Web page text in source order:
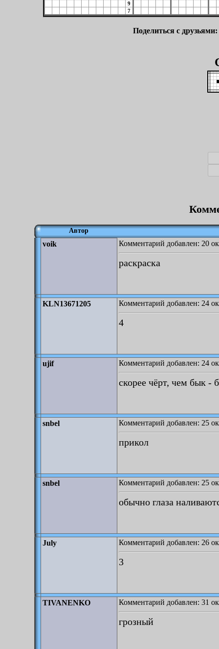
9
7
Поделиться с друзьями:
Автор
voik Комментарий добавлен: 20
раскраска
KLN13671205 Комментарий добавлен: 24
4
ujif Комментарий добавлен: 24
скорее чёрт, чем бык
snbel Комментарий добавлен: 25
прикол
snbel Комментарий добавлен: 25
обычно глаза
July Комментарий добавлен: 26
3
TIVANENKO Комментарий добавлен: 31
грозный